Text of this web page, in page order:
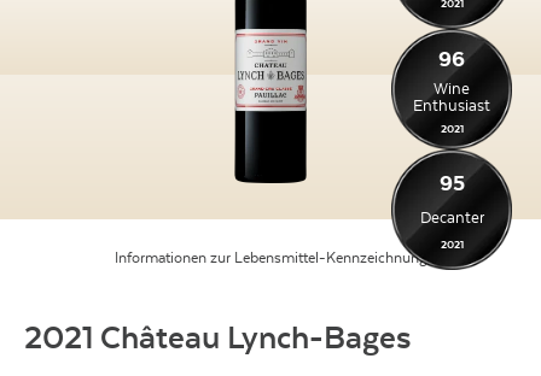
Informationen zur Lebensmittel-Kennzeichnung
2021
96
Wine
Enthusiast
2021
95
Decanter
2021
2021 Château Lynch-Bages